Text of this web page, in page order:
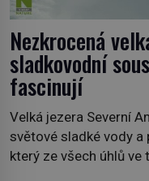
Nezkrocená
sladkovodní
fascinují
Velká jezera Severní
světové sladké vody
který ze všech úhlů